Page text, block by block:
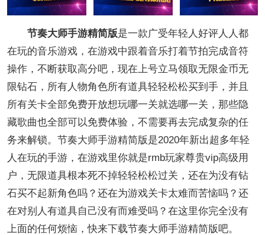
节奏大师手游精简版是一款广受年轻人好评人人都
在玩的音乐游戏，在游戏中跟着音乐打着节拍完成音符
操作，不断获取高分吧，现在上号立马领取无限金币无
限钻石，所有人物角色所有道具轻轻松松买到手，并且
所有关卡全部免费开放想玩哪一关就选哪一关，那些隐
藏歌曲也全部可以免费体验，不需要再去完成复杂的任
务来解锁。节奏大师手游精简版是2020年新出超多年轻
人在玩的手游，在游戏里你就是rmb玩家尊贵vip高级用
户，无限道具根本死不掉轻轻松松过关，还在为没有钻
石买不起新角色吗？还在为游戏关卡太难而苦恼吗？还
在对别人有道具自己没有而难受吗？在这里你完全没有
上面的任何烦恼，快来下载节奏大师手游精简版吧。